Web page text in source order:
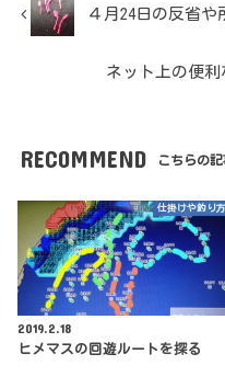
４月24日の反省や
ネット上の便利
RECOMMEND こちらの記
仕掛けや釣り方
2019.2.18
ヒメマスの回遊ルートを探る